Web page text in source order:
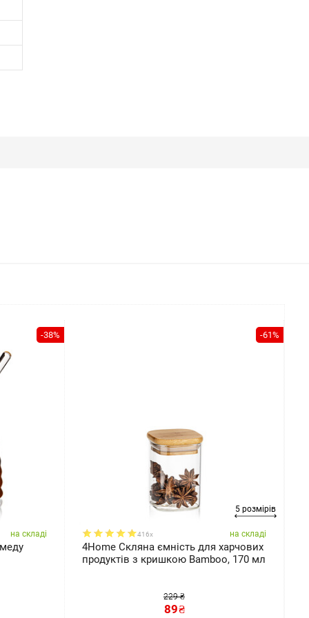
-38%
на складі
-61%
5 розмірів
416x на складі
4Home Скляна ємність для харчових
продуктів з кришкою Bamboo, 170 мл
229 ₴
89₴